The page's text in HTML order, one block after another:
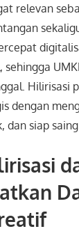
relevan
sehingga
Hilirisasi
dengan
dan siap saing.